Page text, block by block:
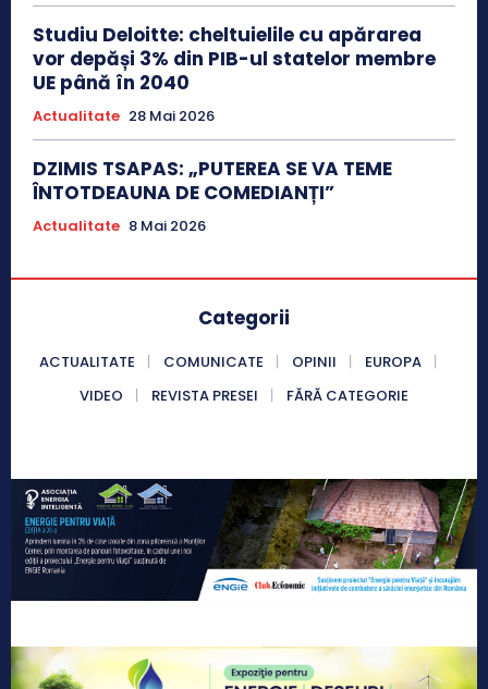
Studiu Deloitte: cheltuielile cu apărarea
vor depăși 3% din PIB-ul statelor membre
UE până în 2040
Actualitate 28 Mai 2026
DZIMIS TSAPAS: „PUTEREA SE VA TEME
ÎNTOTDEAUNA DE COMEDIANȚI”
Actualitate 8 Mai 2026
Categorii
ACTUALITATE COMUNICATE OPINII
EUROPA
VIDEO
REVISTA PRESEI FĂRĂ CATEGORIE